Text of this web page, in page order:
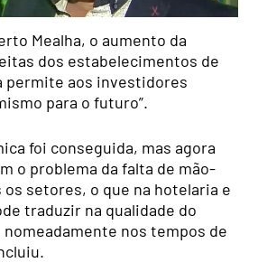
Mealha, o aumento da
dos estabelecimentos de
permite aos investidores
para o futuro”.
foi conseguida, mas agora
o problema da falta de mão-
setores, o que na hotelaria e
traduzir na qualidade do
nos tempos de